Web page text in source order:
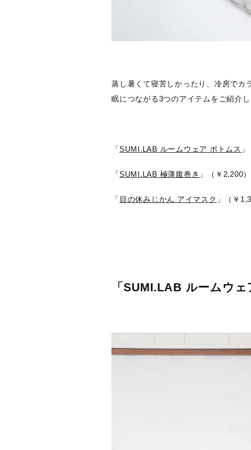
蒸し暑くて寝苦しかったり、冷房でカ
眠につながる3つのアイテムをご紹介し
「SUMI.LAB ルームウェア ボトムス
「SUMI.LAB 極薄腹巻き 」（￥2,200）
「 目の休みじかん アイマスク 」（￥
「SUMI.LAB ルームウェ